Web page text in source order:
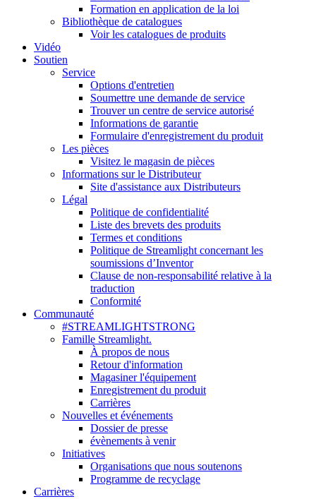
Formation en application de la loi
Bibliothèque de catalogues
Voir les catalogues de produits
Vidéo
Soutien
Service
Options d'entretien
Soumettre une demande de service
Trouver un centre de service autorisé
Informations de garantie
Formulaire d'enregistrement du produit
Les pièces
Visitez le magasin de pièces
Informations sur le Distributeur
Site d'assistance aux Distributeurs
Légal
Politique de confidentialité
Liste des brevets des produits
Termes et conditions
Politique de Streamlight concernant les
soumissions d’Inventor
Clause de non-responsabilité relative à la
traduction
Conformité
Communauté
#STREAMLIGHTSTRONG
Famille Streamlight.
À propos de nous
Retour d'information
Magasiner l'équipement
Enregistrement du produit
Carrières
Nouvelles et événements
Dossier de presse
évènements à venir
Initiatives
Organisations que nous soutenons
Programme de recyclage
Carrières